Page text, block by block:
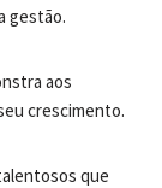
gestão.
aos
crescimento.
que